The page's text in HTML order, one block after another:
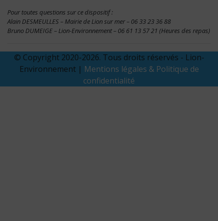
Pour toutes questions sur ce dispositif :
Alain DESMEULLES – Mairie de Lion sur mer – 06 33 23 36 88
Bruno DUMEIGE – Lion-Environnement – 06 61 13 57 21 (Heures des repas)
© Copyright 2020-2026. Tous droits réservés - Lion-
Environnement | Mentions légales & Politique de
confidentialité